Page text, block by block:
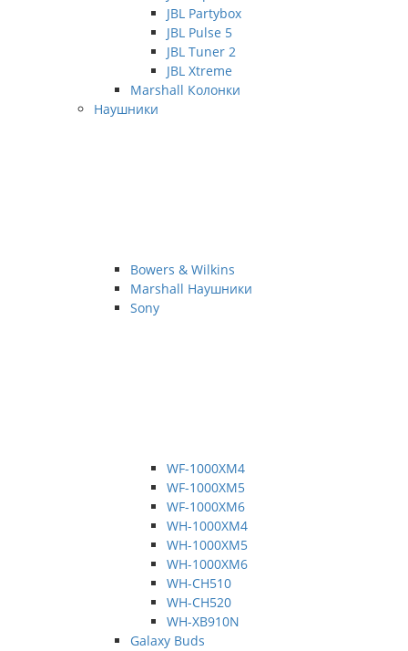
JBL Partybox
JBL Pulse 5
JBL Tuner 2
JBL Xtreme
Marshall Колонки
Наушники
Bowers & Wilkins
Marshall Наушники
Sony
WF-1000XM4
WF-1000XM5
WF-1000XM6
WH-1000XM4
WH-1000XM5
WH-1000XM6
WH-CH510
WH-CH520
WH-XB910N
Galaxy Buds